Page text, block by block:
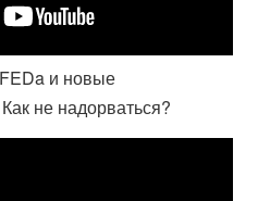
и новые
не надорваться?